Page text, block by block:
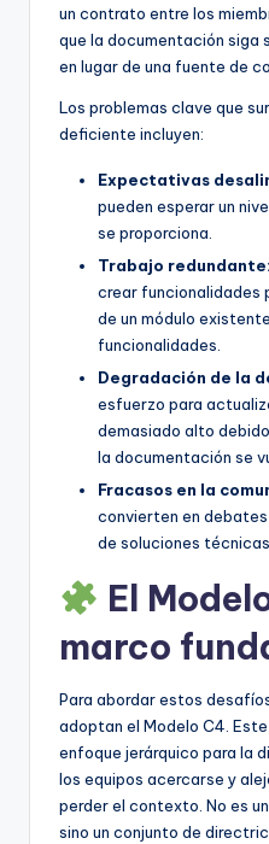
un contrato entre los
que la documentación siga
en lugar de una fuente de
Los problemas clave que
deficiente incluyen:
Expectativas
pueden esperar un
se proporciona.
Trabajo redundante:
crear funcionalidades
de un módulo
funcionalidades.
Degradación de la
esfuerzo para
demasiado alto
la documentación se
Fracasos en la
convierten en
de soluciones técnicas.
El
marco
Para abordar estos
adoptan el Modelo C4.
enfoque jerárquico para la
los equipos acercarse y
perder el contexto. No es
sino un conjunto de